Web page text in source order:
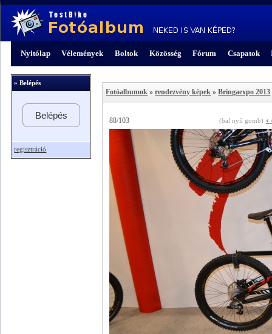
Nyitólap Vélemények Boltok Közösség Fórum Csapatok
» Belépés
Belépés
regisztráció
Fotóalbumok »rendezvény képek »Bringaexpo 2013
88/103 (bal nyíl gomb) ‹